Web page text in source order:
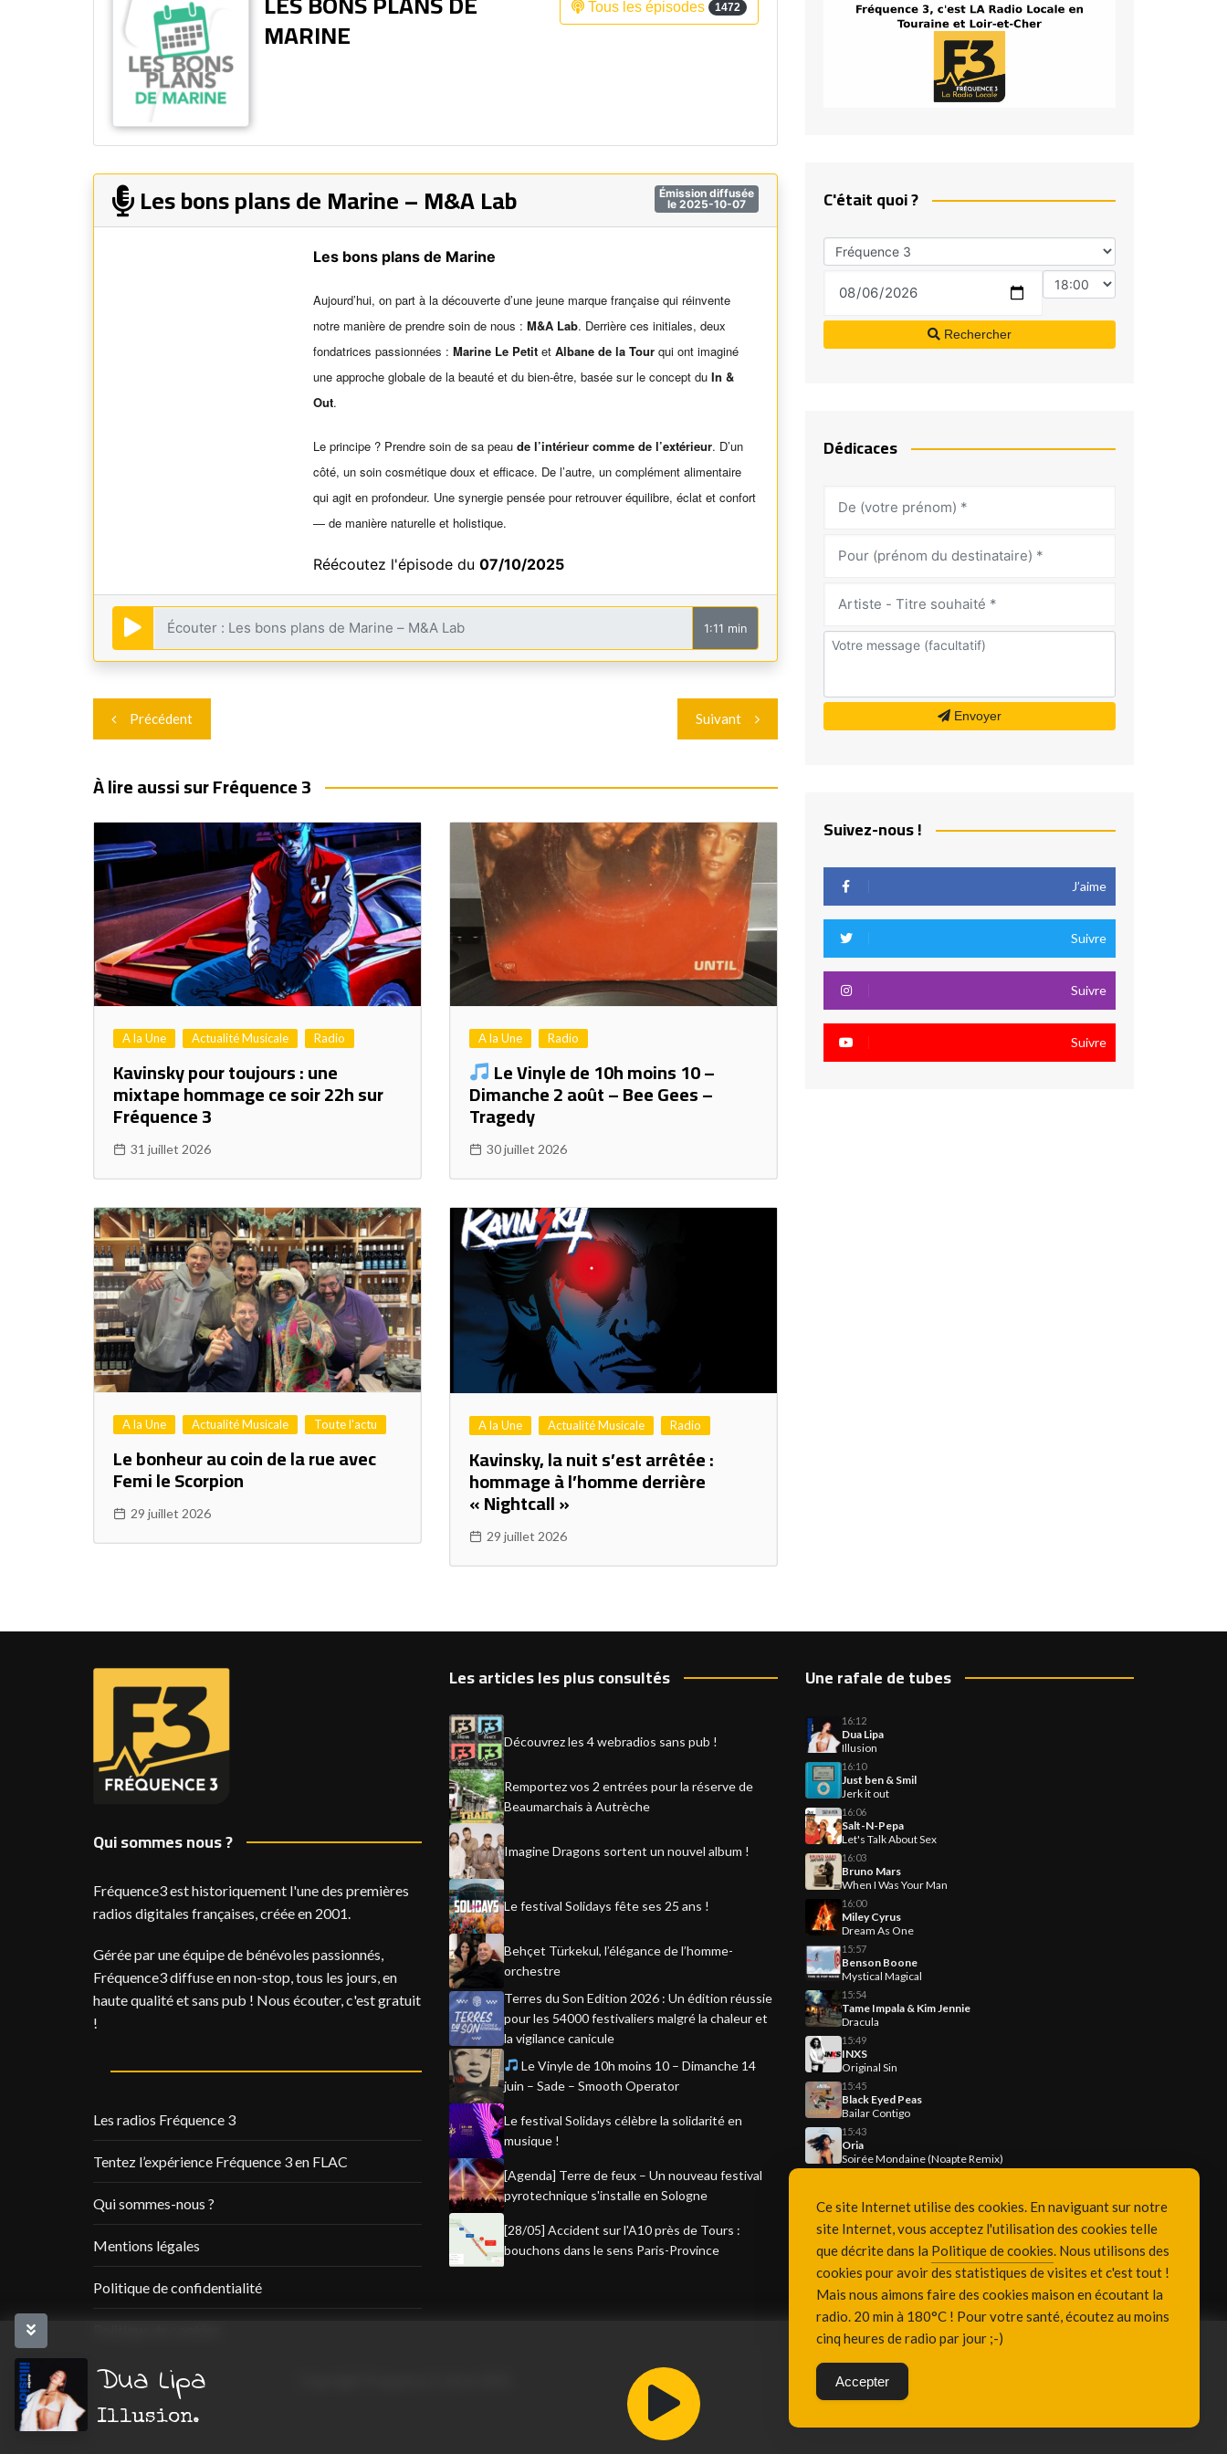
Fréquence 3 Urban
Tous les épisodes 1472
MARINE
Émission diffusée
le 2025-10-07
Les bons plans de Marine – M&A Lab
Les bons plans de Marine
Aujourd’hui, on part à la découverte d’une jeune marque française qui réinvente
notre manière de prendre soin de nous : M&A Lab. Derrière ces initiales, deux
fondatrices passionnées : Marine Le Petit et Albane de la Tour qui ont imaginé
une approche globale de la beauté et du bien-être, basée sur le concept du In &
Out.
Le principe ? Prendre soin de sa peau de l’intérieur comme de l’extérieur. D’un
côté, un soin cosmétique doux et efficace. De l’autre, un complément alimentaire
qui agit en profondeur. Une synergie pensée pour retrouver équilibre, éclat et confort
— de manière naturelle et holistique.
Réécoutez l'épisode du 07/10/2025
1:11 min
Navigation
de
l’article
Précédent Suivant
À lire aussi sur Fréquence 3
A la Une Actualité Musicale Radio
Kavinsky pour toujours : une
mixtape hommage ce soir 22h sur
Fréquence 3
31 juillet 2026
A la Une Radio
Le Vinyle de 10h moins 10 –
Dimanche 2 août – Bee Gees –
Tragedy
30 juillet 2026
A la Une Actualité Musicale Toute l'actu
Le bonheur au coin de la rue avec
Femi le Scorpion
29 juillet 2026
A la Une Actualité Musicale Radio
Kavinsky, la nuit s’est arrêtée :
hommage à l’homme derrière
« Nightcall »
29 juillet 2026
C'était quoi ?
Rechercher
Dédicaces
Envoyer
Suivez-nous !
J’aime
Suivre
Suivre
Suivre
Qui sommes nous ?
Fréquence3 est historiquement l'une des premières
radios digitales françaises, créée en 2001.
Gérée par une équipe de bénévoles passionnés,
Fréquence3 diffuse en non-stop, tous les jours, en
haute qualité et sans pub ! Nous écouter, c'est gratuit
!
Les radios Fréquence 3
Tentez l’expérience Fréquence 3 en FLAC
Qui sommes-nous ?
Mentions légales
Politique de confidentialité
Les articles les plus consultés
Découvrez les 4 webradios sans pub !
Remportez vos 2 entrées pour la réserve de
Beaumarchais à Autrèche
Imagine Dragons sortent un nouvel album !
Le festival Solidays fête ses 25 ans !
Behçet Türkekul, l’élégance de l’homme-
orchestre
Terres du Son Edition 2026 : Un édition réussie
pour les 54000 festivaliers malgré la chaleur et
la vigilance canicule
Le Vinyle de 10h moins 10 – Dimanche 14
juin – Sade – Smooth Operator
Le festival Solidays célèbre la solidarité en
musique !
[Agenda] Terre de feux – Un nouveau festival
pyrotechnique s'installe en Sologne
[28/05] Accident sur l'A10 près de Tours :
bouchons dans le sens Paris-Province
Une rafale de tubes
16:12
Dua Lipa
Illusion
16:10
Just ben & Smil
Jerk it out
16:06
Salt-N-Pepa
Let's Talk About Sex
16:03
Bruno Mars
When I Was Your Man
16:00
Miley Cyrus
Dream As One
15:57
Benson Boone
Mystical Magical
15:54
Tame Impala & Kim Jennie
Dracula
15:49
INXS
Original Sin
15:45
Black Eyed Peas
Bailar Contigo
15:43
Oria
Soirée Mondaine (Noapte Remix)
Dua Lipa
Illusion.
Ce site Internet utilise des cookies. En naviguant sur notre
site Internet, vous acceptez l'utilisation des cookies telle
que décrite dans la Politique de cookies. Nous utilisons des
cookies pour avoir des statistiques de visites et c'est tout !
Mais nous aimons faire des cookies maison en écoutant la
radio. 20 min à 180°C ! Pour votre santé, écoutez au moins
cinq heures de radio par jour ;-)
Accepter